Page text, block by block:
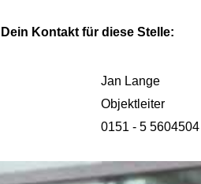
Dein Kontakt für diese Stelle:
Jan Lange
Objektleiter
0151 - 5 5604504